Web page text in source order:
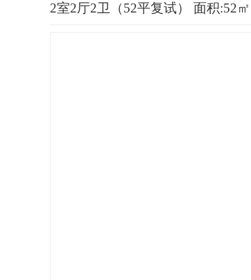
2室2厅2卫（52平复试） 面积:52